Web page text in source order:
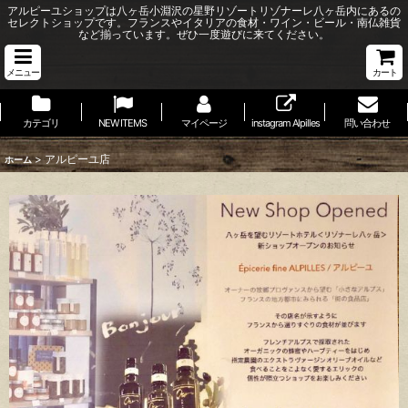
アルピーユショップは八ヶ岳小淵沢の星野リゾートリゾナーレ八ヶ岳内にあるの
セレクトショップです。フランスやイタリアの食材・ワイン・ビール・南仏雑貨
など揃っています。ぜひ一度遊びに来てください。
メニュー カート
カテゴリ NEW ITEMS マイページ instagram Alpilles 問い合わせ
ホーム > アルピーユ店